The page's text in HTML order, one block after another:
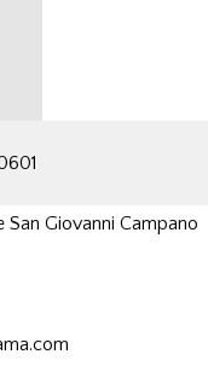
Giovanni Campano